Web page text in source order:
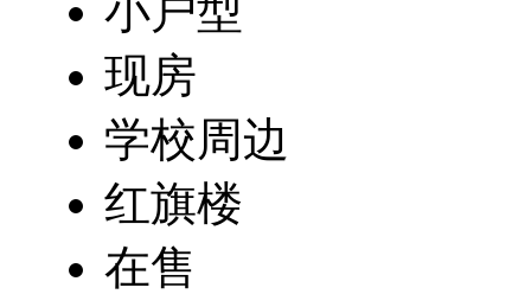
小户型
现房
学校周边
红旗楼
在售